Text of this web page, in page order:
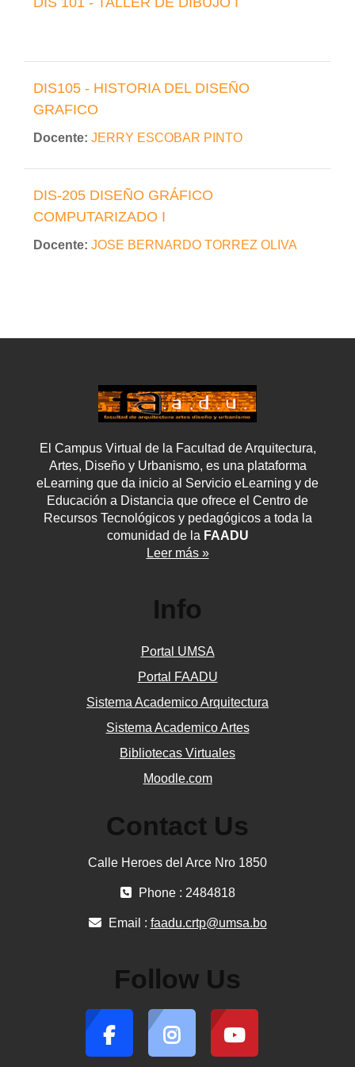
DIS105 - HISTORIA DEL DISEÑO
GRAFICO
Docente: JERRY ESCOBAR PINTO
DIS-205 DISEÑO GRÁFICO
COMPUTARIZADO I
Docente: JOSE BERNARDO TORREZ OLIVA
El Campus Virtual de la Facultad de Arquitectura,
Artes, Diseño y Urbanismo, es una plataforma
eLearning que da inicio al Servicio eLearning y de
Educación a Distancia que ofrece el Centro de
Recursos Tecnológicos y pedagógicos a toda la
comunidad de la FAADU
Leer más »
Info
Portal UMSA
Portal FAADU
Sistema Academico Arquitectura
Sistema Academico Artes
Bibliotecas Virtuales
Moodle.com
Contact Us
Calle Heroes del Arce Nro 1850
Phone : 2484818
Email : faadu.crtp@umsa.bo
Follow Us